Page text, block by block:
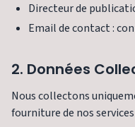
Directeur de
Email de contact :
2. Données
Nous collectons
fourniture de nos services